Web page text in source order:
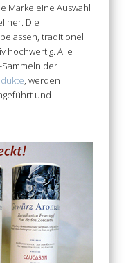
Marke eine Auswahl
her. Die
traditionell
hochwertig. Alle
der
, werden
und